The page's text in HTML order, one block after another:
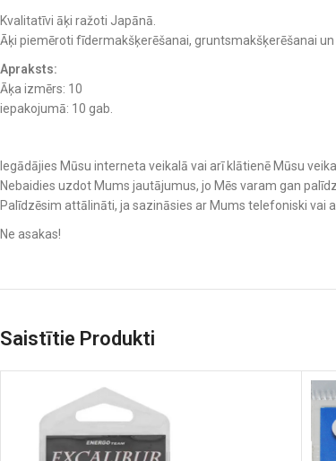
Kvalitatīvi āķi ražoti Japānā.
Āķi piemēroti fīdermakšķerēšanai, gruntsmakšķerēšanai un
Apraksts:
Āķa izmērs: 10
iepakojumā: 10 gab.
Iegādājies Mūsu interneta veikalā vai arī klātienē Mūsu
Nebaidies uzdot Mums jautājumus, jo Mēs varam gan
Palīdzēsim attālināti, ja sazināsies ar Mums telefoniski vai
Ne asakas!
Saistītie Produkti